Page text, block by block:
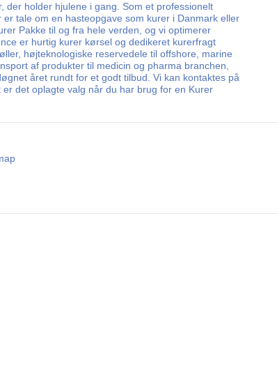
der holder hjulene i gang. Som et professionelt
tale om en hasteopgave som kurer i Danmark eller
Pakke til og fra hele verden, og vi optimerer
er hurtig kurer kørsel og dedikeret kurerfragt
højteknologiske reservedele til offshore, marine
af produkter til medicin og pharma branchen,
året rundt for et godt tilbud. Vi kan kontaktes på
det oplagte valg når du har brug for en Kurer